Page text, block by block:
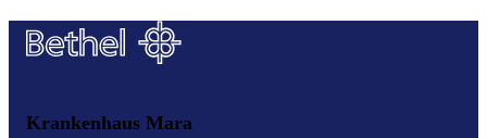
Krankenhaus Mara